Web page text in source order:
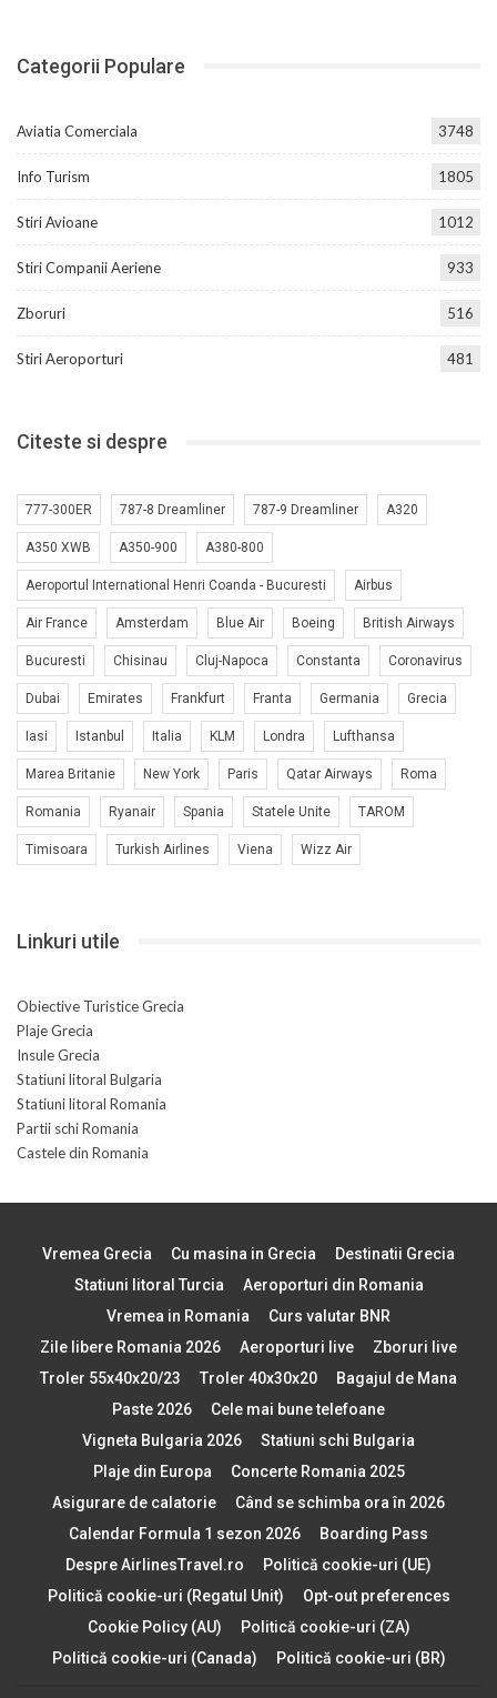
Categorii Populare
Aviatia Comerciala 3748
Info Turism 1805
Stiri Avioane 1012
Stiri Companii Aeriene 933
Zboruri 516
Stiri Aeroporturi 481
Citeste si despre
777-300ER 787-8 Dreamliner 787-9 Dreamliner A320
A350 XWB A350-900 A380-800
Aeroportul International Henri Coanda - Bucuresti Airbus
Air France Amsterdam Blue Air Boeing British Airways
Bucuresti Chisinau Cluj-Napoca Constanta Coronavirus
Dubai Emirates Frankfurt Franta Germania Grecia
Iasi Istanbul Italia KLM Londra Lufthansa
Marea Britanie New York Paris Qatar Airways Roma
Romania Ryanair Spania Statele Unite TAROM
Timisoara Turkish Airlines Viena Wizz Air
Linkuri utile
Obiective Turistice Grecia
Plaje Grecia
Insule Grecia
Statiuni litoral Bulgaria
Statiuni litoral Romania
Partii schi Romania
Castele din Romania
Vremea Grecia Cu masina in Grecia
Destinatii Grecia
Statiuni litoral Turcia
Aeroporturi din Romania
Vremea in Romania
Curs valutar BNR
Zile libere Romania 2026
Aeroporturi live
Zboruri live
Troler 55x40x20/23
Troler 40x30x20
Bagajul de Mana
Paste 2026
Cele mai bune telefoane
Vigneta Bulgaria 2026
Statiuni schi Bulgaria
Plaje din Europa
Concerte Romania 2025
Asigurare de calatorie
Când se schimba ora în 2026
Calendar Formula 1 sezon 2026
Boarding Pass
Despre AirlinesTravel.ro
Politică cookie-uri (UE)
Politică cookie-uri (Regatul Unit)
Opt-out preferences
Cookie Policy (AU)
Politică cookie-uri (ZA)
Politică cookie-uri (Canada)
Politică cookie-uri (BR)